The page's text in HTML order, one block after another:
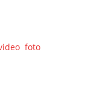
foto